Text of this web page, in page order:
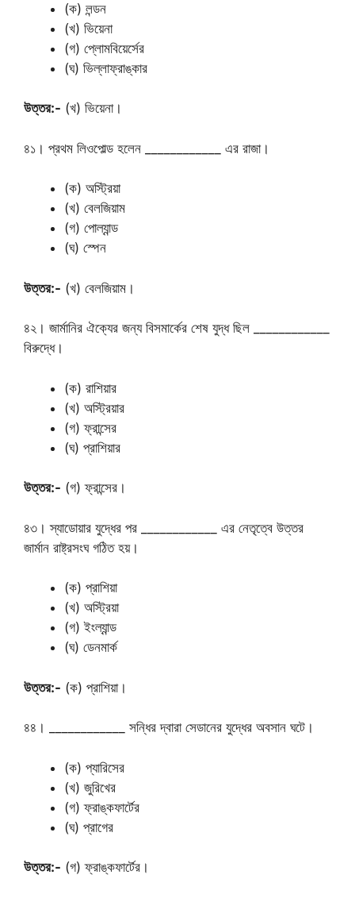
(ক) লন্ডন
(খ) ভিয়েনা
(গ) প্লোমবিয়ের্সের
(ঘ) ভিল্লাফ্রাঙ্কার
উত্তর:- (খ) ভিয়েনা।
৪১। প্রথম লিওপোল্ড হলেন ____________ এর রাজা।
(ক) অস্ট্রিয়া
(খ) বেলজিয়াম
(গ) পোল্যান্ড
(ঘ) স্পেন
উত্তর:- (খ) বেলজিয়াম।
৪২। জার্মানির ঐক্যের জন্য বিসমার্কের শেষ যুদ্ধ ছিল ____________
বিরুদ্ধে।
(ক) রাশিয়ার
(খ) অস্ট্রিয়ার
(গ) ফ্রান্সের
(ঘ) প্রাশিয়ার
উত্তর:- (গ) ফ্রান্সের।
৪৩। স্যাডোয়ার যুদ্ধের পর ____________ এর নেতৃত্বে উত্তর
জার্মান রাষ্ট্রসংঘ গঠিত হয়।
(ক) প্রাশিয়া
(খ) অস্ট্রিয়া
(গ) ইংল্যান্ড
(ঘ) ডেনমার্ক
উত্তর:- (ক) প্রাশিয়া।
৪৪। ____________ সন্ধির দ্বারা সেডানের যুদ্ধের অবসান ঘটে।
(ক) প্যারিসের
(খ) জুরিখের
(গ) ফ্রাঙ্কফার্টের
(ঘ) প্রাগের
উত্তর:- (গ) ফ্রাঙ্কফার্টের।